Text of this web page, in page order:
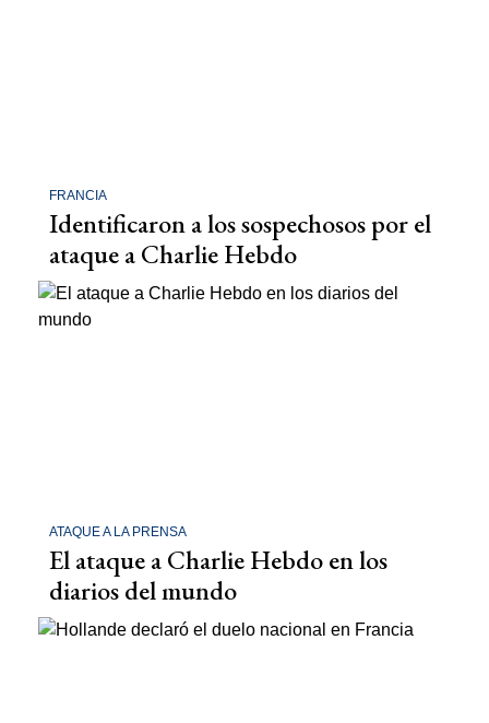
FRANCIA
Identificaron a los sospechosos por el
ataque a Charlie Hebdo
ATAQUE A LA PRENSA
El ataque a Charlie Hebdo en los
diarios del mundo